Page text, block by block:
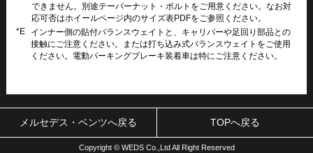
できません。別途テーパーナット・ボルトをご用意ください。なお対
応可否はホイールページ内のサイズ表PDFをご参照ください。
*E
インナー側の貼付バランスウェイトと、キャリパーや足回り部品との
接触にご注意ください。または打ち込み式バランスウェイトをご使用
ください。電動パーキングブレーキ装着車は特にご注意ください。
メルセデス・ベンツへ戻る TOPへ戻る
Copyright © WEDS Co.,Ltd All Right Reserved